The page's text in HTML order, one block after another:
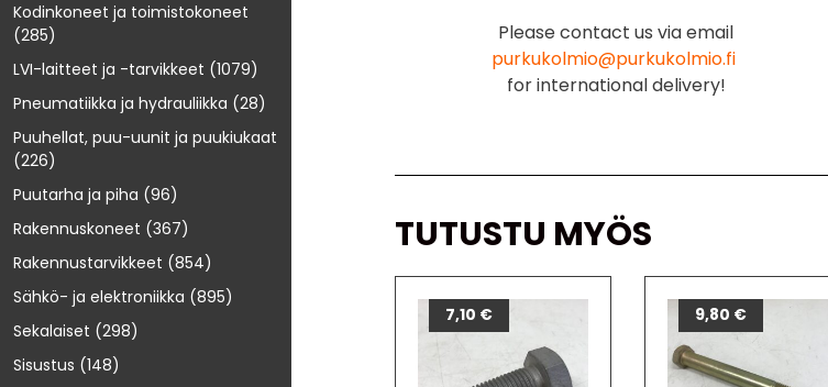
Kodinkoneet ja toimistokoneet
(285)
LVI-laitteet ja -tarvikkeet (1079)
Pneumatiikka ja hydrauliikka (28)
Puuhellat, puu-uunit ja puukiukaat
(226)
Puutarha ja piha (96)
Rakennuskoneet (367)
Rakennustarvikkeet (854)
Sähkö- ja elektroniikka (895)
Sekalaiset (298)
Sisustus (148)
Please contact us via email
purkukolmio@purkukolmio.fi
for international delivery!
TUTUSTU MYÖS
7,10 € 9,80 €